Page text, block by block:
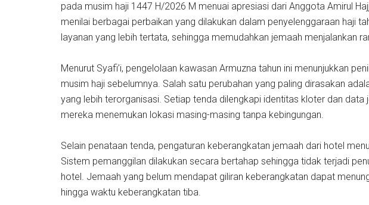
pada musim haji 1447 H/2026 M menuai apresiasi dari Anggota Amirul
menilai berbagai perbaikan yang dilakukan dalam penyelenggaraan haji
layanan yang lebih tertata, sehingga memudahkan jemaah menjalankan
Menurut Syafi’i, pengelolaan kawasan Armuzna tahun ini menunjukkan
musim haji sebelumnya. Salah satu perubahan yang paling dirasakan
yang lebih terorganisasi. Setiap tenda dilengkapi identitas kloter dan data
mereka menemukan lokasi masing-masing tanpa kebingungan.
Selain penataan tenda, pengaturan keberangkatan jemaah dari hotel
Sistem pemanggilan dilakukan secara bertahap sehingga tidak terjadi
hotel. Jemaah yang belum mendapat giliran keberangkatan dapat
hingga waktu keberangkatan tiba.